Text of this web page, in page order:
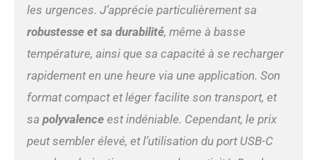
Explorer 240 v2 prend en
charge la charge rapide
appareils électroniques.
Plusieurs ports de charge
Port USB-A permettent de
charger simultanément de
lampe de camping intégrée
les urgences. J’apprécie particulièrement sa
robustesse et sa durabilité, même à basse
température, ainsi que sa capacité à se recharger
rapidement en une heure via une application. Son
format compact et léger facilite son transport, et
sa polyvalenceest indéniable. Cependant, le prix
peut sembler élevé, et l’utilisation du port USB-C